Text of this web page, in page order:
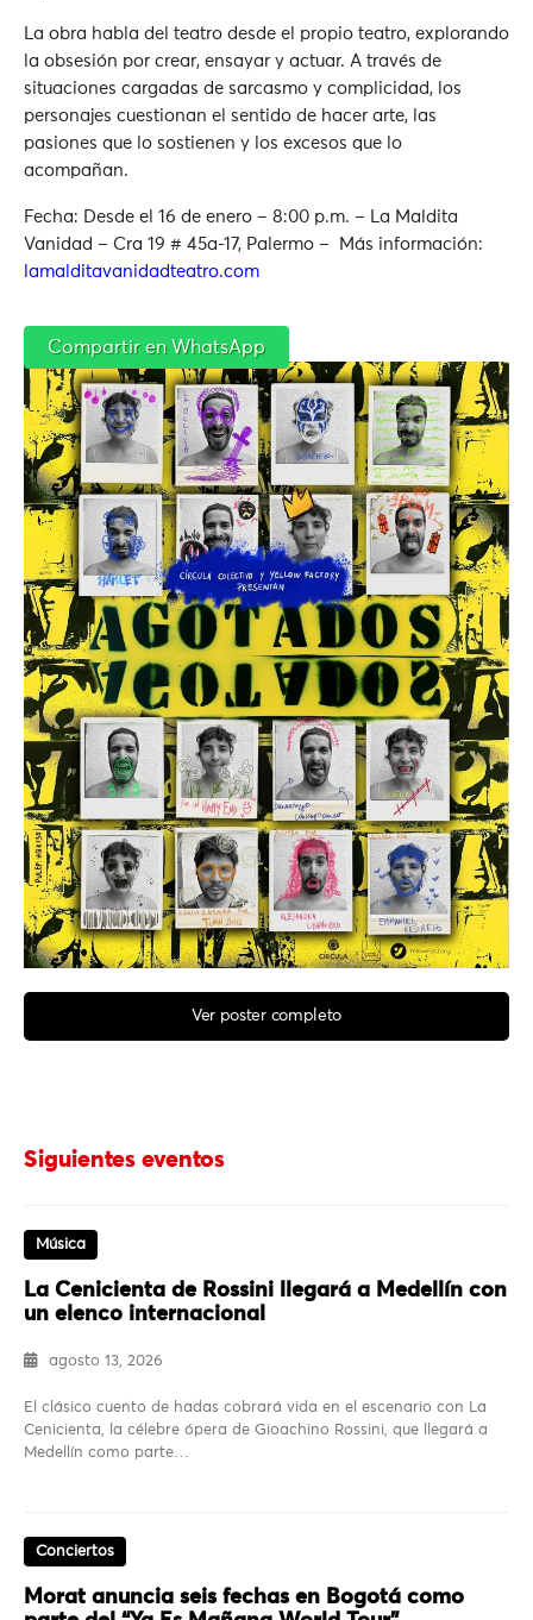
Ver poster completo
La obra habla del teatro desde el propio teatro, explorando
la obsesión por crear, ensayar y actuar. A través de
situaciones cargadas de sarcasmo y complicidad, los
personajes cuestionan el sentido de hacer arte, las
pasiones que lo sostienen y los excesos que lo
acompañan.
Fecha: Desde el 16 de enero – 8:00 p.m. – La Maldita
Vanidad – Cra 19 # 45a-17, Palermo – Más información:
lamalditavanidadteatro.com
Compartir en WhatsApp
Siguientes eventos
Música
La Cenicienta de Rossini llegará a Medellín con
un elenco internacional
agosto 13, 2026
El clásico cuento de hadas cobrará vida en el escenario con La
Cenicienta, la célebre ópera de Gioachino Rossini, que llegará a
Medellín como parte…
Conciertos
Morat anuncia seis fechas en Bogotá como